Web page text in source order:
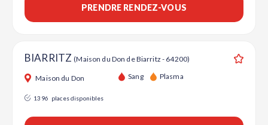
PRENDRE RENDEZ-VOUS
BIARRITZ(Maison du Don de Biarritz - 64200)
Maison du Don Sang Plasma
1396 places disponibles